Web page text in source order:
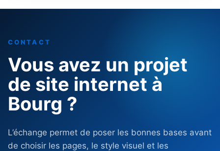
CONTACT
Vous avez un projet
de site internet à
Bourg ?
L’échange permet de poser les bonnes bases avant
de choisir les pages, le style visuel et les